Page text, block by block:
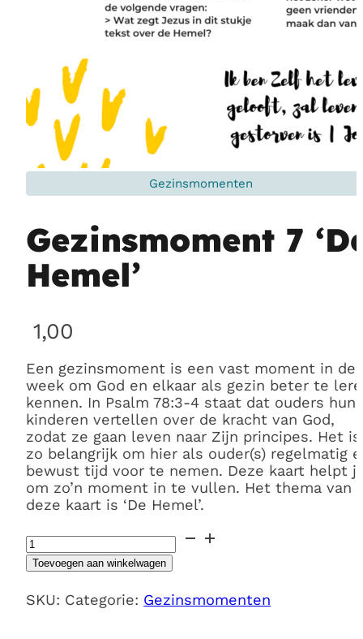
Gezinsmomenten
Gezinsmoment 7
Hemel’
1,00
Een gezinsmoment is een vast moment in de
week om God en elkaar als gezin beter te
kennen. In Psalm 78:3-4 staat dat ouders hun
kinderen vertellen over de kracht van God,
zodat ze gaan leven naar Zijn principes. Het is
zo belangrijk om hier als ouder(s) regelmatig
bewust tijd voor te nemen. Deze kaart helpt
om zo’n moment in te vullen. Het thema van
deze kaart is ‘De Hemel’.
Gezinsmoment
7
'De
aantal
Toevoegen aan winkelwagen
SKU: Categorie: Gezinsmomenten